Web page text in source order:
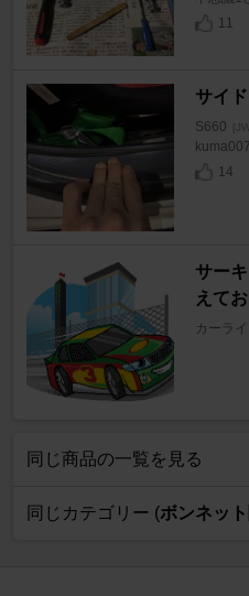
11
サイ
S660
14
サー
えて
カーライ
同じ商品の一覧を見る
同じカテゴリー (ボンネッ